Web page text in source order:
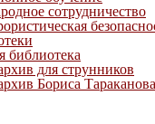
сотрудничество
библиотека
для струнников
Бориса Тараканова